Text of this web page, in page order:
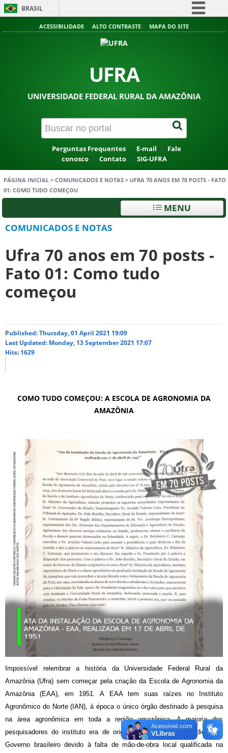
BRASIL
Simplifique!
Acesso à informação
ACESSIBILIDADE ALTO CONTRASTE MAPA DO SITE
UFRA
UNIVERSIDADE FEDERAL RURAL DA AMAZÔNIA
Perguntas Frequentes E-mail
Fale
conosco
Contato SIG-UFRA
PÁGINA INICIAL > COMUNICADOS E NOTAS > UFRA 70 ANOS EM 70 POSTS - FATO
01: COMO TUDO COMEÇOU
MENU
COMUNICADOS E NOTAS
Ufra 70 anos em 70 posts -
Fato 01: Como tudo
começou
Published: Thursday, 01 April 2021 19:09
Last Updated: Monday, 13 September 2021 17:07
Hits: 1629
COMO TUDO COMEÇOU: A ESCOLA DE AGRONOMIA DA
AMAZÔNIA
Impossível relembrar a história da Universidade Federal Rural da
Amazônia (Ufra) sem começar pela criação da Escola de Agronomia da
Amazônia (EAA), em 1951. A EAA tem suas raízes no Instituto
Agronômico do Norte (IAN), à época o único órgão destinado à pesquisa
na área agronômica em toda a região amazônica. A maioria dos
pesquisadores do instituto era de origem norte-americana, cedidos ao
Governo brasileiro devido à falta de mão-de-obra local qualificada na